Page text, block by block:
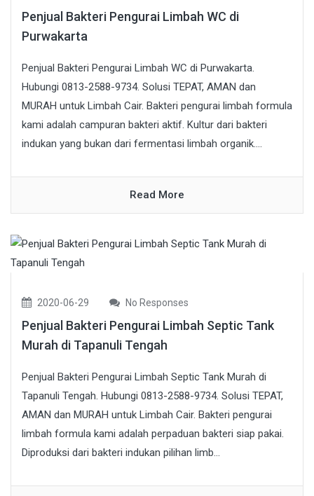
Penjual Bakteri Pengurai Limbah WC di
Purwakarta
Penjual Bakteri Pengurai Limbah WC di Purwakarta.
Hubungi 0813-2588-9734. Solusi TEPAT, AMAN dan
MURAH untuk Limbah Cair. Bakteri pengurai limbah formula
kami adalah campuran bakteri aktif. Kultur dari bakteri
indukan yang bukan dari fermentasi limbah organik....
Read More
2020-06-29 No Responses
Penjual Bakteri Pengurai Limbah Septic Tank
Murah di Tapanuli Tengah
Penjual Bakteri Pengurai Limbah Septic Tank Murah di
Tapanuli Tengah. Hubungi 0813-2588-9734. Solusi TEPAT,
AMAN dan MURAH untuk Limbah Cair. Bakteri pengurai
limbah formula kami adalah perpaduan bakteri siap pakai.
Diproduksi dari bakteri indukan pilihan limb...